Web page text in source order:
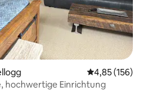
4,85 (156)
hochwertige Einrichtung